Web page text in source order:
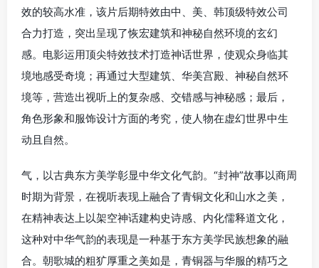
效的较高水准，该片后期特效由中、美、韩顶级特效公司
合力打造，突出呈现了恢宏建筑和神秘自然环境的玄幻
感。电影运用顶尖特效技术打造神话世界，使观众身临其
境地感受奇境；再通过大型建筑、华美宫殿、神秘自然环
境等，营造出视听上的复杂感、交错感与神秘感；最后，
角色形象和服饰设计方面的考究，使人物在虚幻世界中生
动且自然。
气，以古典东方美学彰显中华文化气韵。“封神”故事以商周
时期为背景，在视听表现上融合了青铜文化和山水之美，
在精神表达上以架空神话建构史诗感、内化儒释道文化，
这种对中华气韵的表现是一种基于东方美学民族想象的融
合。朝歌城的粗犷厚重之美如是，青铜器与华服的精巧之